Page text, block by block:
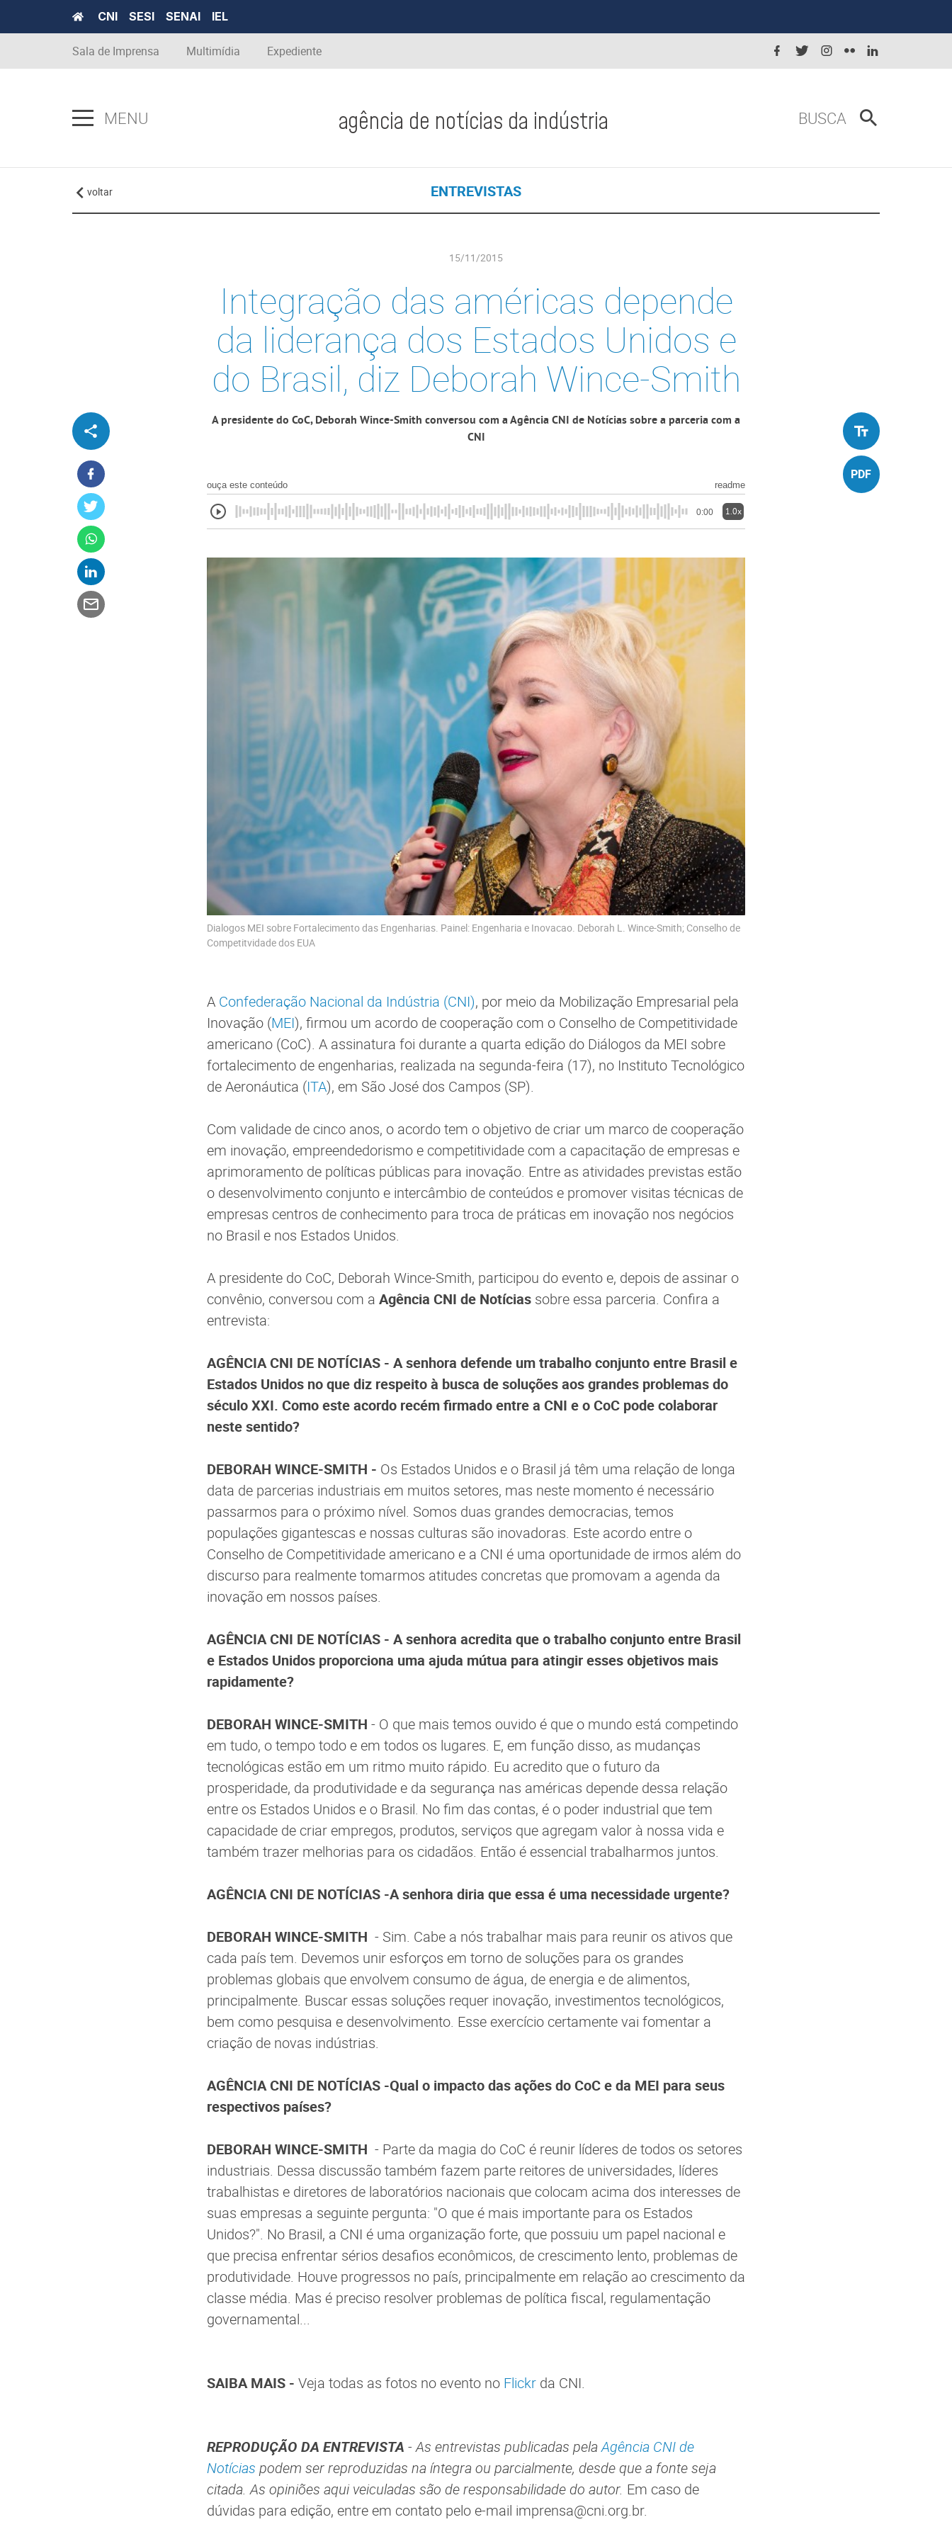
CNI SESI SENAI IEL
Sala de Imprensa Multimídia Expediente
MENU agência de notícias da indústria BUSCA
voltar ENTREVISTAS
15/11/2015
Integração das américas depende
da liderança dos Estados Unidos e
do Brasil, diz Deborah Wince-Smith
A presidente do CoC, Deborah Wince-Smith conversou com a Agência CNI de Notícias sobre a parceria com a
CNI
ouça este conteúdo readme
0:00 1.0x
Dialogos MEI sobre Fortalecimento das Engenharias. Painel: Engenharia e Inovacao. Deborah L. Wince-Smith; Conselho de
Competitvidade dos EUA
A Confederação Nacional da Indústria (CNI), por meio da Mobilização Empresarial pela
Inovação (MEI), firmou um acordo de cooperação com o Conselho de Competitividade
americano (CoC). A assinatura foi durante a quarta edição do Diálogos da MEI sobre
fortalecimento de engenharias, realizada na segunda-feira (17), no Instituto Tecnológico
de Aeronáutica (ITA), em São José dos Campos (SP).
Com validade de cinco anos, o acordo tem o objetivo de criar um marco de cooperação
em inovação, empreendedorismo e competitividade com a capacitação de empresas e
aprimoramento de políticas públicas para inovação. Entre as atividades previstas estão
o desenvolvimento conjunto e intercâmbio de conteúdos e promover visitas técnicas de
empresas centros de conhecimento para troca de práticas em inovação nos negócios
no Brasil e nos Estados Unidos.
A presidente do CoC, Deborah Wince-Smith, participou do evento e, depois de assinar o
convênio, conversou com a Agência CNI de Notícias sobre essa parceria. Confira a
entrevista:
AGÊNCIA CNI DE NOTÍCIAS - A senhora defende um trabalho conjunto entre Brasil e
Estados Unidos no que diz respeito à busca de soluções aos grandes problemas do
século XXI. Como este acordo recém firmado entre a CNI e o CoC pode colaborar
neste sentido?
DEBORAH WINCE-SMITH - Os Estados Unidos e o Brasil já têm uma relação de longa
data de parcerias industriais em muitos setores, mas neste momento é necessário
passarmos para o próximo nível. Somos duas grandes democracias, temos
populações gigantescas e nossas culturas são inovadoras. Este acordo entre o
Conselho de Competitividade americano e a CNI é uma oportunidade de irmos além do
discurso para realmente tomarmos atitudes concretas que promovam a agenda da
inovação em nossos países.
AGÊNCIA CNI DE NOTÍCIAS - A senhora acredita que o trabalho conjunto entre Brasil
e Estados Unidos proporciona uma ajuda mútua para atingir esses objetivos mais
rapidamente?
DEBORAH WINCE-SMITH - O que mais temos ouvido é que o mundo está competindo
em tudo, o tempo todo e em todos os lugares. E, em função disso, as mudanças
tecnológicas estão em um ritmo muito rápido. Eu acredito que o futuro da
prosperidade, da produtividade e da segurança nas américas depende dessa relação
entre os Estados Unidos e o Brasil. No fim das contas, é o poder industrial que tem
capacidade de criar empregos, produtos, serviços que agregam valor à nossa vida e
também trazer melhorias para os cidadãos. Então é essencial trabalharmos juntos.
AGÊNCIA CNI DE NOTÍCIAS -A senhora diria que essa é uma necessidade urgente?
DEBORAH WINCE-SMITH - Sim. Cabe a nós trabalhar mais para reunir os ativos que
cada país tem. Devemos unir esforços em torno de soluções para os grandes
problemas globais que envolvem consumo de água, de energia e de alimentos,
principalmente. Buscar essas soluções requer inovação, investimentos tecnológicos,
bem como pesquisa e desenvolvimento. Esse exercício certamente vai fomentar a
criação de novas indústrias.
AGÊNCIA CNI DE NOTÍCIAS -Qual o impacto das ações do CoC e da MEI para seus
respectivos países?
DEBORAH WINCE-SMITH - Parte da magia do CoC é reunir líderes de todos os setores
industriais. Dessa discussão também fazem parte reitores de universidades, líderes
trabalhistas e diretores de laboratórios nacionais que colocam acima dos interesses de
suas empresas a seguinte pergunta: "O que é mais importante para os Estados
Unidos?". No Brasil, a CNI é uma organização forte, que possuiu um papel nacional e
que precisa enfrentar sérios desafios econômicos, de crescimento lento, problemas de
produtividade. Houve progressos no país, principalmente em relação ao crescimento da
classe média. Mas é preciso resolver problemas de política fiscal, regulamentação
governamental...
SAIBA MAIS - Veja todas as fotos no evento no Flickr da CNI.
REPRODUÇÃO DA ENTREVISTA - As entrevistas publicadas pelaAgência CNI de
Notícias podem ser reproduzidas na íntegra ou parcialmente, desde que a fonte seja
citada.As opiniões aqui veiculadas são de responsabilidade do autor. Em caso de
dúvidas para edição, entre em contato pelo e-mail imprensa@cni.org.br.